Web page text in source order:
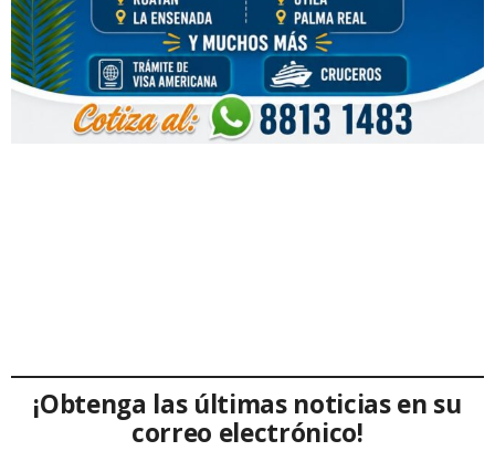
¡Obtenga las últimas noticias en su
correo electrónico!